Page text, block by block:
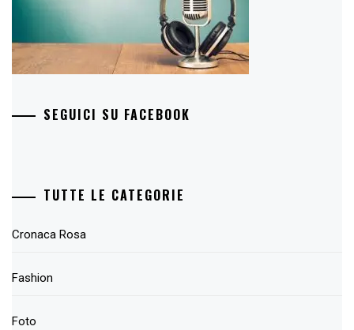
SEGUICI SU FACEBOOK
TUTTE LE CATEGORIE
Cronaca Rosa
Fashion
Foto